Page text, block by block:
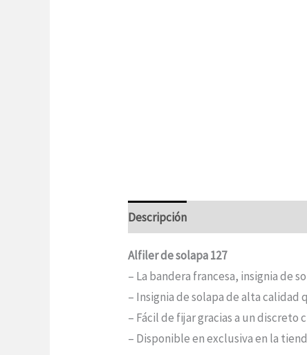
Descripción
Alfiler de solapa 127
– La bandera francesa, insignia de
– Insignia de solapa de alta calidad
– Fácil de fijar gracias a un discreto
– Disponible en exclusiva en la